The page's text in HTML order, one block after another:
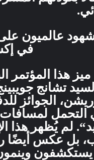
شهود عالميون
في
هذا المؤتمر
تشانج
الجوائز
التحمل
لم يُظهر هذا
بل عكس أيضًا
يستكشفون